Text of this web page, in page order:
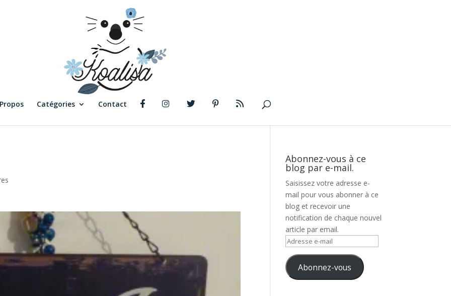
Catégories Contact
Abonnez-vous à ce
blog par e-mail.
Saisissez votre adresse e-
mail pour vous abonner à ce
blog et recevoir une
notification de chaque nouvel
article par email.
Adresse
mail Abonnez-vous